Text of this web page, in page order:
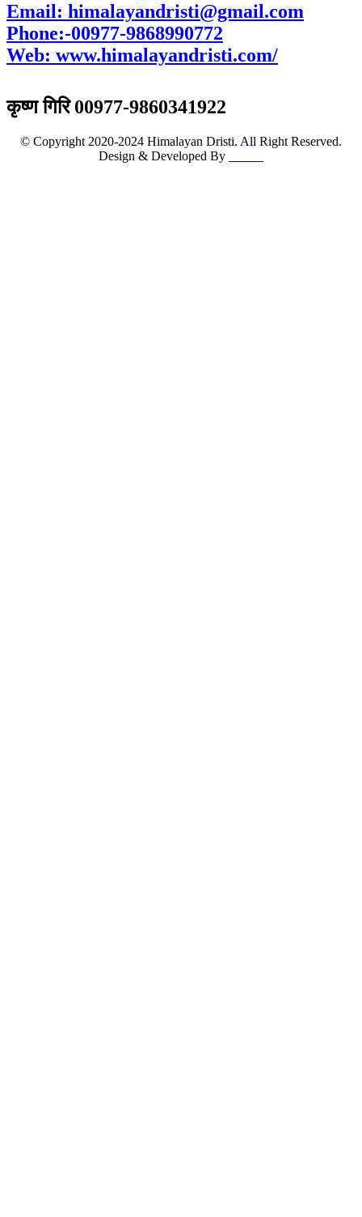
Email: himalayandristi@gmail.com
Phone:-00977-9868990772
Web: www.himalayandristi.com/
कृष्ण गिरि 00977-9860341922
© Copyright 2020-2024 Himalayan Dristi. All Right Reserved.
Design & Developed By